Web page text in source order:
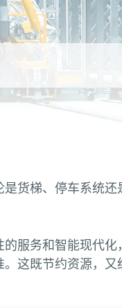
货梯、停车系统还
服务和智能现代化
这既节约资源，又